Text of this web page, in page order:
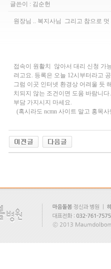
글쓴이 : 김순헌
원장님 .. 복지사님 그리고 참으로
접속이 원활치 않아서 대리 신청 가
려고요. 등록은 오늘 12시부터라고
그럼 이곳 인터넷 환경상 어려울 듯
치되지 않는 조건이면 도움 바람니
부담 가지시지 마세요.
(혹시라도 ncmn 사이트 말고 홍목